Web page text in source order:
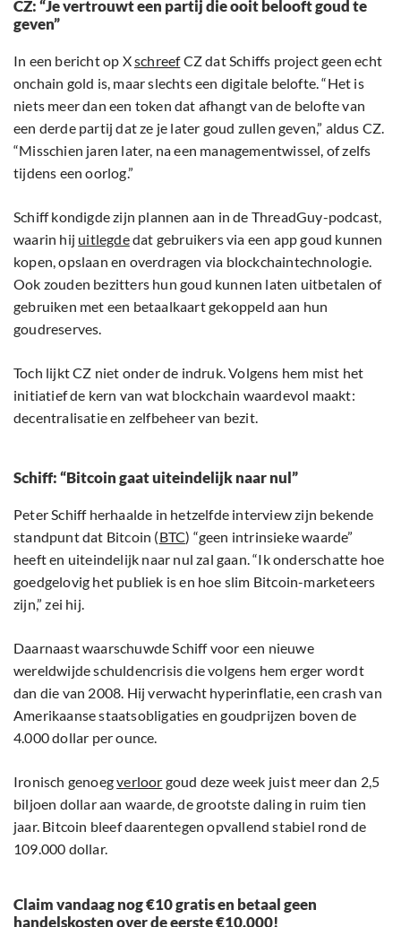
CZ: “Je vertrouwt een partij die ooit belooft goud te
geven”
In een bericht op XschreefCZ dat Schiffs project geen echt
onchain gold is, maar slechts een digitale belofte. “Het is
niets meer dan een token dat afhangt van de belofte van
een derde partij dat ze je later goud zullen geven,” aldus CZ.
“Misschien jaren later, na een managementwissel, of zelfs
tijdens een oorlog.”
Schiff kondigde zijn plannen aan in de ThreadGuy-podcast,
waarin hij uitlegdedat gebruikers via een app goud kunnen
kopen, opslaan en overdragen via blockchaintechnologie.
Ook zouden bezitters hun goud kunnen laten uitbetalen of
gebruiken met een betaalkaart gekoppeld aan hun
goudreserves.
Toch lijkt CZ niet onder de indruk. Volgens hem mist het
initiatief de kern van wat blockchain waardevol maakt:
decentralisatie en zelfbeheer van bezit.
Schiff: “Bitcoin gaat uiteindelijk naar nul”
Peter Schiff herhaalde in hetzelfde interview zijn bekende
standpunt dat Bitcoin (BTC) “geen intrinsieke waarde”
heeft en uiteindelijk naar nul zal gaan. “Ik onderschatte hoe
goedgelovig het publiek is en hoe slim Bitcoin-marketeers
zijn,” zei hij.
Daarnaast waarschuwde Schiff voor een nieuwe
wereldwijde schuldencrisis die volgens hem erger wordt
dan die van 2008. Hij verwacht hyperinflatie, een crash van
Amerikaanse staatsobligaties en goudprijzen boven de
4.000 dollar per ounce.
Ironisch genoegverloor goud deze week juist meer dan 2,5
biljoen dollar aan waarde, de grootste daling in ruim tien
jaar. Bitcoin bleef daarentegen opvallend stabiel rond de
109.000 dollar.
Claim vandaag nog €10 gratis en betaal geen
handelskosten over de eerste €10.000!